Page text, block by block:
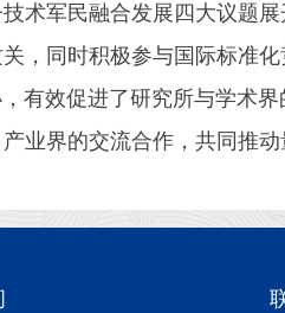
术军民融合发展四大议题
，同时积极参与国际标准
效促进了研究所与学术界
业界的交流合作，共同推动